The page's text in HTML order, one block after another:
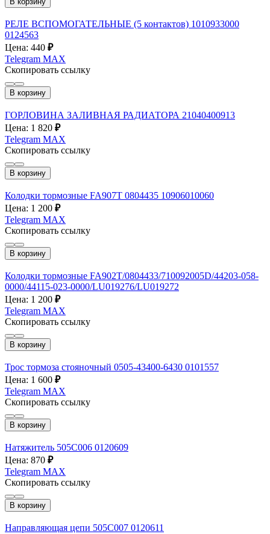
РЕЛЕ ВСПОМОГАТЕЛЬНЫЕ (5 контактов) 1010933000
0124563
Цена: 440 ₽
Telegram MAX
Скопировать ссылку
В корзину
ГОРЛОВИНА ЗАЛИВНАЯ РАДИАТОРА 21040400913
Цена: 1 820 ₽
Telegram MAX
Скопировать ссылку
В корзину
Колодки тормозные FA907T 0804435 10906010060
Цена: 1 200 ₽
Telegram MAX
Скопировать ссылку
В корзину
Колодки тормозные FA902T/0804433/710092005D/44203-058-
0000/44115-023-0000/LU019276/LU019272
Цена: 1 200 ₽
Telegram MAX
Скопировать ссылку
В корзину
Трос тормоза стояночный 0505-43400-6430 0101557
Цена: 1 600 ₽
Telegram MAX
Скопировать ссылку
В корзину
Натяжитель 505C006 0120609
Цена: 870 ₽
Telegram MAX
Скопировать ссылку
В корзину
Направляющая цепи 505C007 0120611